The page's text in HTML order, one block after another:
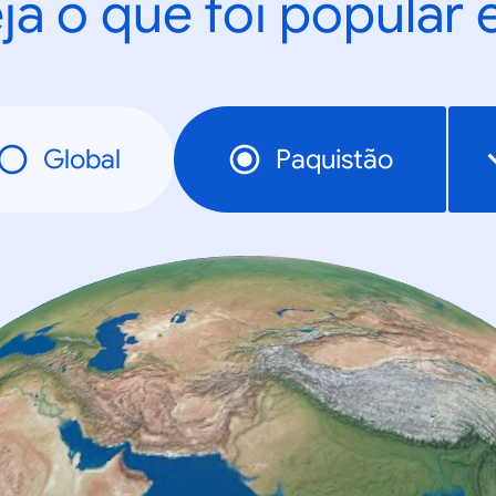
o que foi popular
Global Paquistão